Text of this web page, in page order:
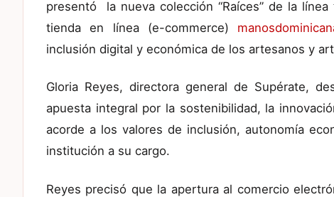
presentó la nueva colección “Raíces” de la
tienda en línea (e-commerce)
inclusión digital y económica de los artesanos y
Gloria Reyes, directora general de Supérate,
apuesta integral por la sostenibilidad, la
acorde a los valores de inclusión, autonomía
institución a su cargo.
Reyes precisó que la apertura al comercio